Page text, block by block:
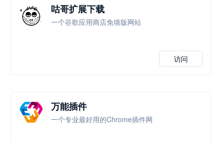
咕哥扩展下载
一个谷歌应用商店免墙版网站
访问
万能插件
一个专业最好用的Chrome插件网